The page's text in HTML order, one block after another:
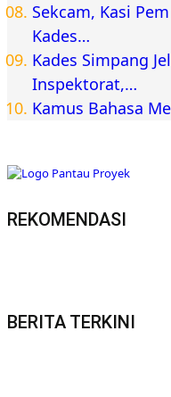
Sekcam, Kasi
Kades…
Kades Simpang
Inspektorat,…
Kamus Bahasa
REKOMENDASI
BERITA TERKINI